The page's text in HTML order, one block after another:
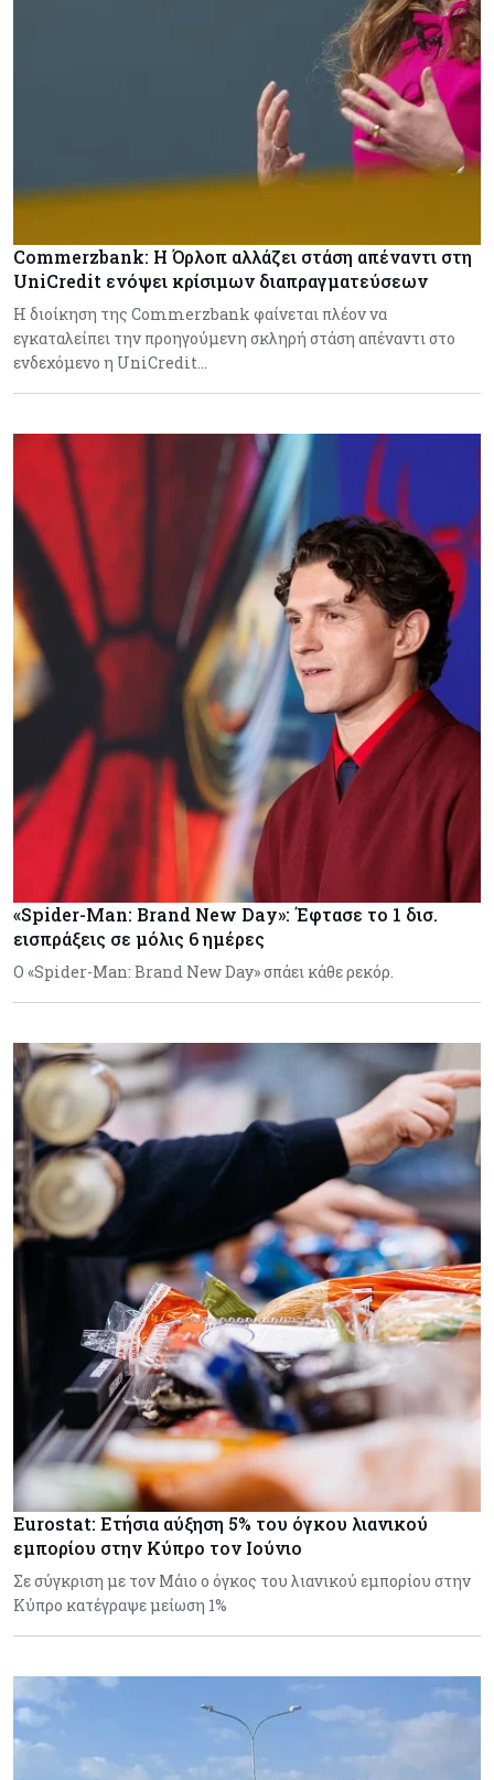
Commerzbank: Η Όρλοπ αλλάζει στάση απέναντι στη
UniCredit ενόψει κρίσιμων διαπραγματεύσεων
H διοίκηση της Commerzbank φαίνεται πλέον να
εγκαταλείπει την προηγούμενη σκληρή στάση απέναντι στο
ενδεχόμενο η UniCredit…
«Spider-Man: Brand New Day»: Έφτασε το 1 δισ.
εισπράξεις σε μόλις 6 ημέρες
Ο «Spider-Man: Brand New Day» σπάει κάθε ρεκόρ.
Eurostat: Ετήσια αύξηση 5% του όγκου λιανικού
εμπορίου στην Κύπρο τον Ιούνιο
Σε σύγκριση με τον Μάιο ο όγκος του λιανικού εμπορίου στην
Κύπρο κατέγραψε μείωση 1%